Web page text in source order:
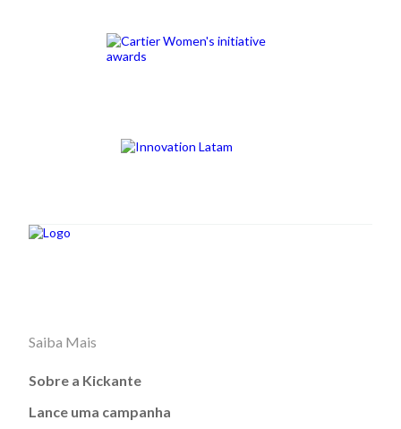
Saiba Mais
Sobre a Kickante
Lance uma campanha